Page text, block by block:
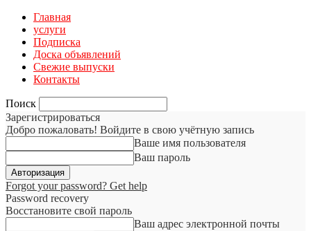
Главная
услуги
Подписка
Доска объявлений
Свежие выпуски
Контакты
Поиск
Зарегистрироваться
Добро пожаловать! Войдите в свою учётную запись
Ваше имя пользователя
Ваш пароль
Forgot your password? Get help
Password recovery
Восстановите свой пароль
Ваш адрес электронной почты